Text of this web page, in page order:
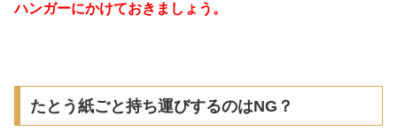
ハンガーにかけておきましょう。
たとう紙ごと持ち運びするのはNG？